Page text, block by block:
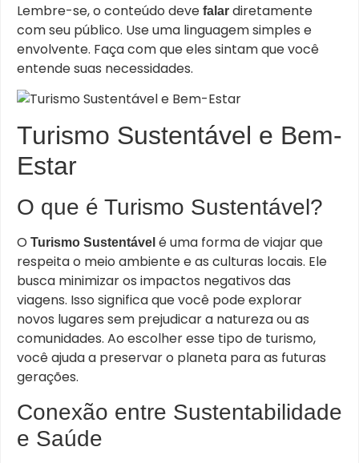
Lembre-se, o conteúdo deve falar diretamente
com seu público. Use uma linguagem simples e
envolvente. Faça com que eles sintam que você
entende suas necessidades.
Turismo Sustentável e Bem-
Estar
O que é Turismo Sustentável?
O Turismo Sustentável é uma forma de viajar que
respeita o meio ambiente e as culturas locais. Ele
busca minimizar os impactos negativos das
viagens. Isso significa que você pode explorar
novos lugares sem prejudicar a natureza ou as
comunidades. Ao escolher esse tipo de turismo,
você ajuda a preservar o planeta para as futuras
gerações.
Conexão entre Sustentabilidade
e Saúde